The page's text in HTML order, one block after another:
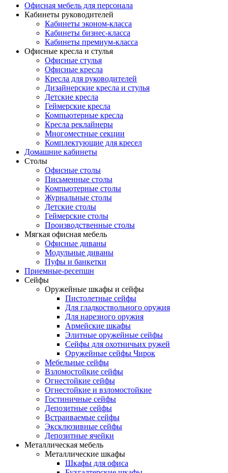
Офисная мебель для персонала
Кабинеты руководителей
Кабинеты эконом-класса
Кабинеты бизнес-класса
Кабинеты премиум-класса
Офисные кресла и стулья
Офисные стулья
Офисные кресла
Кресла для руководителей
Дизайнерские кресла и стулья
Детские кресла
Геймерские кресла
Компьютерные кресла
Кресла реклайнеры
Многоместные секции
Комплектующие для кресел
Домашние кабинеты
Столы
Офисные столы
Письменные столы
Компьютерные столы
Журнальные столы
Детские столы
Геймерские столы
Производственные столы
Мягкая офисная мебель
Офисные диваны
Модульные диваны
Пуфы и банкетки
Приемные-ресепшн
Сейфы
Оружейные шкафы и сейфы
Пистолетные сейфы
Для гладкоствольного оружия
Для нарезного оружия
Армейские шкафы
Элитные оружейные сейфы
Сейфы для охотничьих ружей
Оружейные сейфы Чирок
Мебельные сейфы
Взломостойкие сейфы
Огнестойкие сейфы
Огнестойкие и взломостойкие
Гостиничные сейфы
Депозитные сейфы
Встраиваемые сейфы
Эксклюзивные сейфы
Депозитные ячейки
Металлическая мебель
Металлические шкафы
Шкафы для офиса